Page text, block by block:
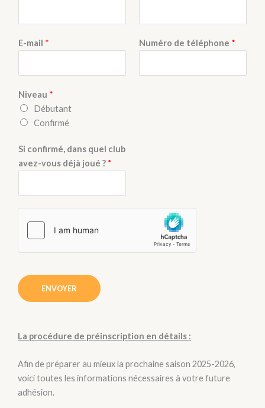
E-mail * Numéro de téléphone *
Niveau *
Débutant
Confirmé
Si confirmé, dans quel club
avez-vous déjà joué ? *
ENVOYER
La procédure de préinscription en détails :
Afin de préparer au mieux la prochaine saison 2025-2026,
voici toutes les informations nécessaires à votre future
adhésion.